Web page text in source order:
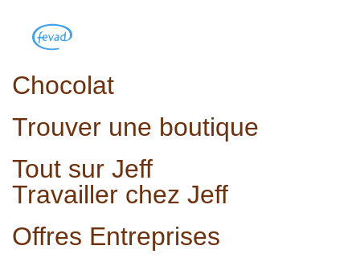
Chocolat
Trouver une boutique
Tout sur Jeff
Travailler chez Jeff
Offres Entreprises